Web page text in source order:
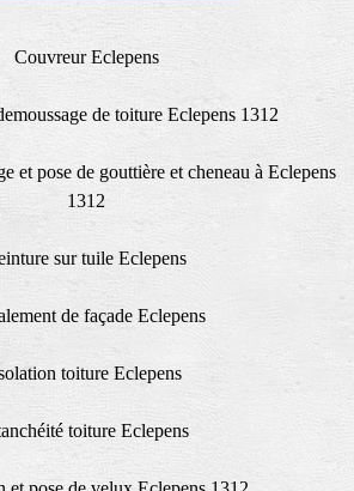
Couvreur Eclepens
de toiture Eclepens 1312
et pose de gouttière et cheneau à Eclepens
1312
sur tuile Eclepens
de façade Eclepens
toiture Eclepens
toiture Eclepens